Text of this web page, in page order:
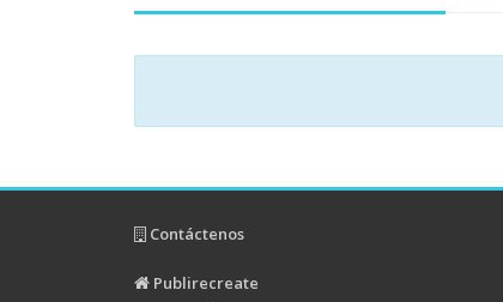
Contáctenos
Publirecreate